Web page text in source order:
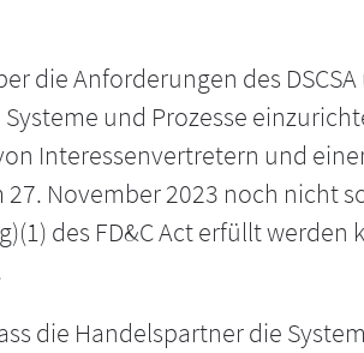
die Anforderungen des
und Prozesse
Interessenvertretern und
November 2023 noch nicht
des FD&C Act erfüllt werden
die Handelspartner die